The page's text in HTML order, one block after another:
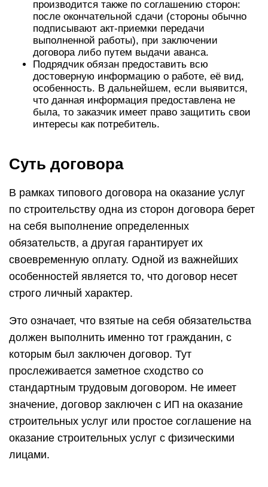
производится также по соглашению сторон:
после окончательной сдачи (стороны обычно
подписывают акт-приемки передачи
выполненной работы), при заключении
договора либо путем выдачи аванса.
Подрядчик обязан предоставить всю
достоверную информацию о работе, её вид,
особенность. В дальнейшем, если выявится,
что данная информация предоставлена не
была, то заказчик имеет право защитить свои
интересы как потребитель.
Суть договора
В рамках типового договора на оказание услуг
по строительству одна из сторон договора берет
на себя выполнение определенных
обязательств, а другая гарантирует их
своевременную оплату. Одной из важнейших
особенностей является то, что договор несет
строго личный характер.
Это означает, что взятые на себя обязательства
должен выполнить именно тот гражданин, с
которым был заключен договор. Тут
прослеживается заметное сходство со
стандартным трудовым договором. Не имеет
значение, договор заключен с ИП на оказание
строительных услуг или простое соглашение на
оказание строительных услуг с физическими
лицами.